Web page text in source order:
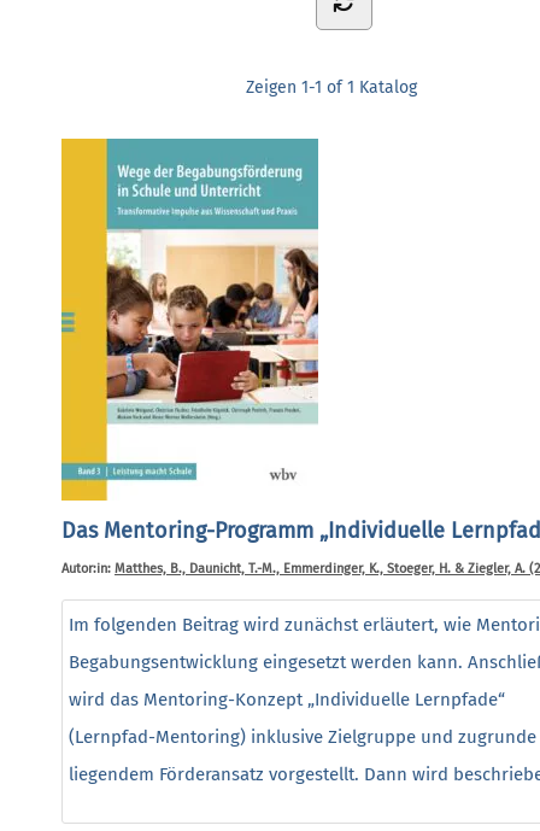
Zeigen 1-1 of 1 Katalog
Das Mentoring-Programm „Individuelle
Autor:in: Matthes, B., Daunicht, T.-M., Emmerdinger, K., Stoeger, H. & Ziegler, A.
Im folgenden Beitrag wird zunächst erläutert, wie
Begabungsentwicklung eingesetzt werden kann.
wird das Mentoring-Konzept „Individuelle Lernpfade“
(Lernpfad-Mentoring) inklusive Zielgruppe und zugrunde
liegendem Förderansatz vorgestellt. Dann wird